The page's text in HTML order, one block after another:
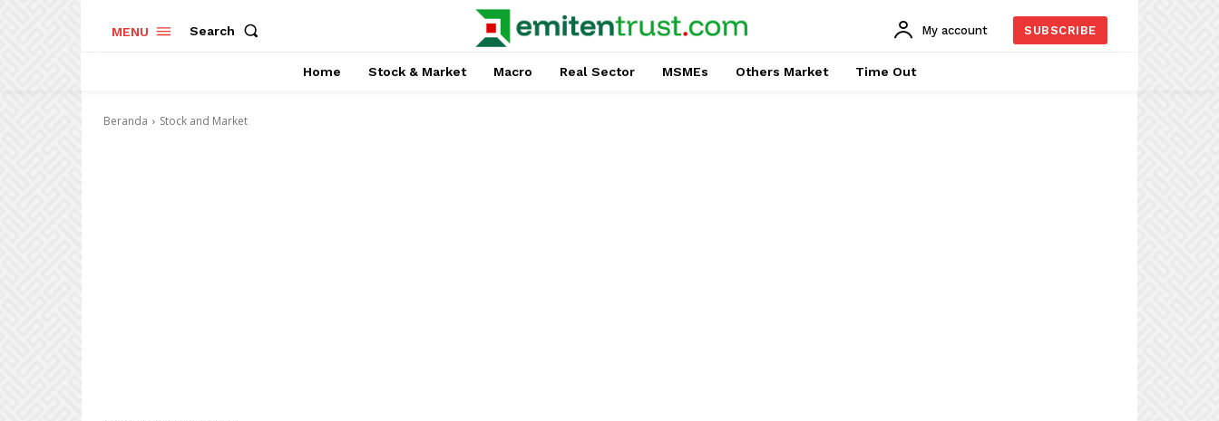
MENU Search My account SUBSCRIBE
Home Stock & Market Macro Real Sector MSMEs Others Market Time Out
Beranda Stock and Market